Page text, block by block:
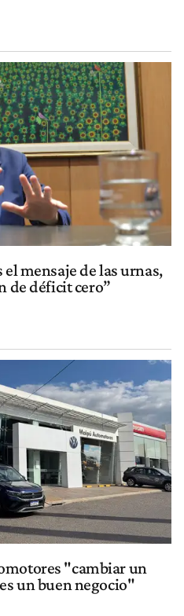
mensaje de las urnas,
de déficit cero”
"cambiar un
un buen negocio"